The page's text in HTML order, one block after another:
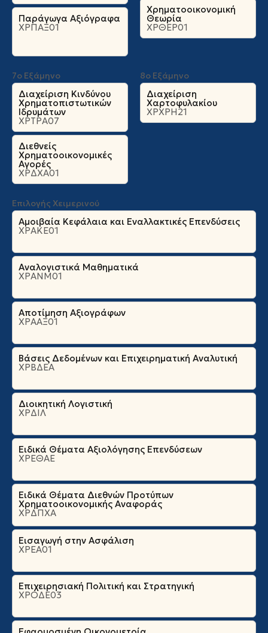
Παράγωγα Αξιόγραφα
ΧΡΠΑΞ01
Χρηματοοικονομική
Θεωρία
ΧΡΘΕΡ01
7ο Εξάμηνο
Διαχείριση Κινδύνου
Χρηματοπιστωτικών
Ιδρυμάτων
ΧΡΤΡΑ07
Διεθνείς
Χρηματοοικονομικές
Αγορές
ΧΡΔΧΑ01
8ο Εξάμηνο
Διαχείριση
Χαρτοφυλακίου
ΧΡΧΡΗ21
Επιλογής Χειμερινού
Αμοιβαία Κεφάλαια και Εναλλακτικές Επενδύσεις
ΧΡΑΚΕ01
Αναλογιστικά Μαθηματικά
ΧΡΑΝΜ01
Αποτίμηση Αξιογράφων
ΧΡΑΑΞ01
Βάσεις Δεδομένων και Επιχειρηματική Αναλυτική
ΧΡΒΔΕΑ
Διοικητική Λογιστική
ΧΡΔΙΛ
Ειδικά Θέματα Αξιολόγησης Επενδύσεων
ΧΡΕΘΑΕ
Ειδικά Θέματα Διεθνών Προτύπων
Χρηματοοικονομικής Αναφοράς
ΧΡΔΠΧΑ
Εισαγωγή στην Ασφάλιση
ΧΡΕΑ01
Επιχειρησιακή Πολιτική και Στρατηγική
ΧΡΟΔΕ03